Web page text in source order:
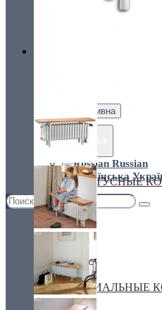
грн. Гривна
Язык
Russian
ПЛИНТУСНЫЕ
СПЕЦИАЛЬНЫЕ